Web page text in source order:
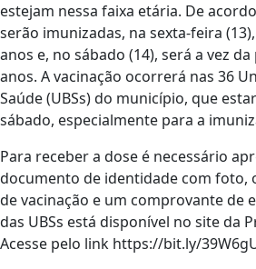
estejam nessa faixa etária. De
serão imunizadas, na sexta-feira
anos e, no sábado (14), será a vez
anos. A vacinação ocorrerá nas 36
Saúde (UBSs) do município, que
sábado, especialmente para a
Para receber a dose é necessário
documento de identidade com foto,
de vacinação e um comprovante de
das UBSs está disponível no site da
Acesse pelo link https://bit.ly/